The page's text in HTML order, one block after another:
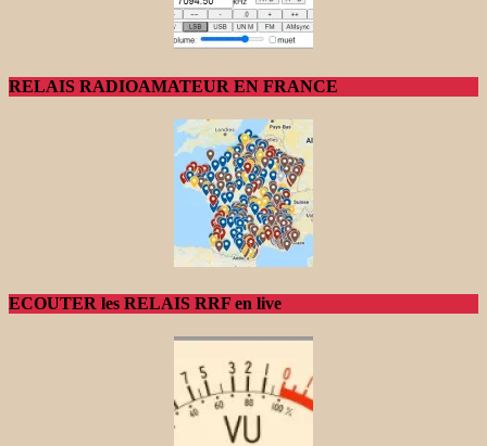
RELAIS RADIOAMATEUR EN FRANCE
ECOUTER les RELAIS RRF en live